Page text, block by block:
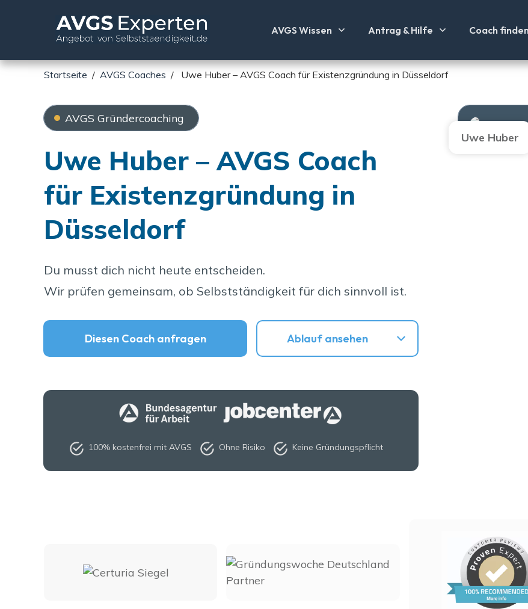
AVGS Wissen Antrag & Hilfe Coach
Startseite / AVGS Coaches / Uwe Huber – AVGS Coach für Existenzgründung in Düsseldorf
AVGS Gründercoaching
Uwe Huber – AVGS Coach
für Existenzgründung in
Düsseldorf
Du musst dich nicht heute entscheiden.
Wir prüfen gemeinsam, ob Selbstständigkeit für dich sinnvoll ist.
Diesen Coach anfragen Ablauf ansehen
Keine Gründungspflicht
Ohne Risiko
100% kostenfrei mit AVGS
Uwe Huber